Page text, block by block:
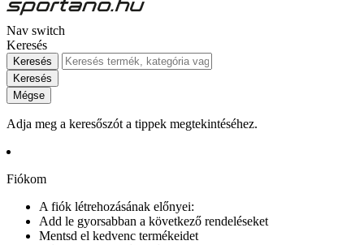
Nav switch
Keresés
Keresés
Keresés
Mégse
Adja meg a keresőszót a tippek megtekintéséhez.
Fiókom
A fiók létrehozásának előnyei:
Add le gyorsabban a következő rendeléseket
Mentsd el kedvenc termékeidet